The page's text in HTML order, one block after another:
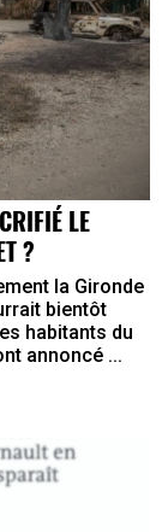
LE
?
la Gironde
bientôt
habitants du
annoncé ...